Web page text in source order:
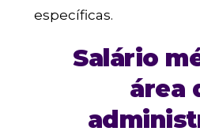
específicas.
Salário
área